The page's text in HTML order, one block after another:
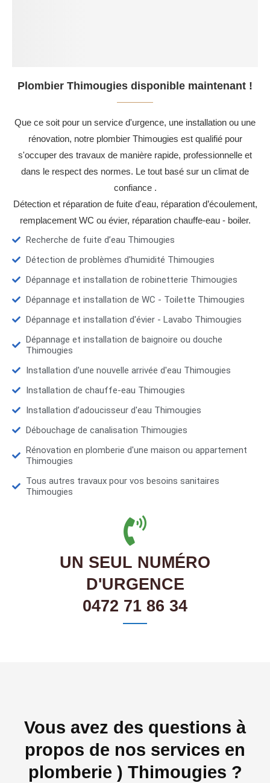
Plombier Thimougies disponible maintenant !
Que ce soit pour un service d'urgence, une installation ou une
rénovation, notre plombier Thimougies est qualifié pour
s'occuper des travaux de manière rapide, professionnelle et
dans le respect des normes. Le tout basé sur un climat de
confiance .
Détection et réparation de fuite d'eau, réparation d’écoulement,
remplacement WC ou évier, réparation chauffe-eau - boiler.
Recherche de fuite d’eau Thimougies
Détection de problèmes d'humidité Thimougies
Dépannage et installation de robinetterie Thimougies
Dépannage et installation de WC - Toilette Thimougies
Dépannage et installation d'évier - Lavabo Thimougies
Dépannage et installation de baignoire ou douche
Thimougies
Installation d'une nouvelle arrivée d'eau Thimougies
Installation de chauffe-eau Thimougies
Installation d’adoucisseur d'eau Thimougies
Débouchage de canalisation Thimougies
Rénovation en plomberie d'une maison ou appartement
Thimougies
Tous autres travaux pour vos besoins sanitaires
Thimougies
UN SEUL NUMÉRO
D'URGENCE
0472 71 86 34
Vous avez des questions à
propos de nos services en
plomberie ) Thimougies ?